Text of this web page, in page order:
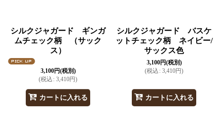
シルクジャガード ギンガ
ムチェック柄 （サック
ス）
3,100円(税別)
(税込 : 3,410円)
カートに入れる
シルクジャガード バスケ
ットチェック柄 ネイビー/
サックス色
3,100円(税別)
(税込 : 3,410円)
カートに入れる